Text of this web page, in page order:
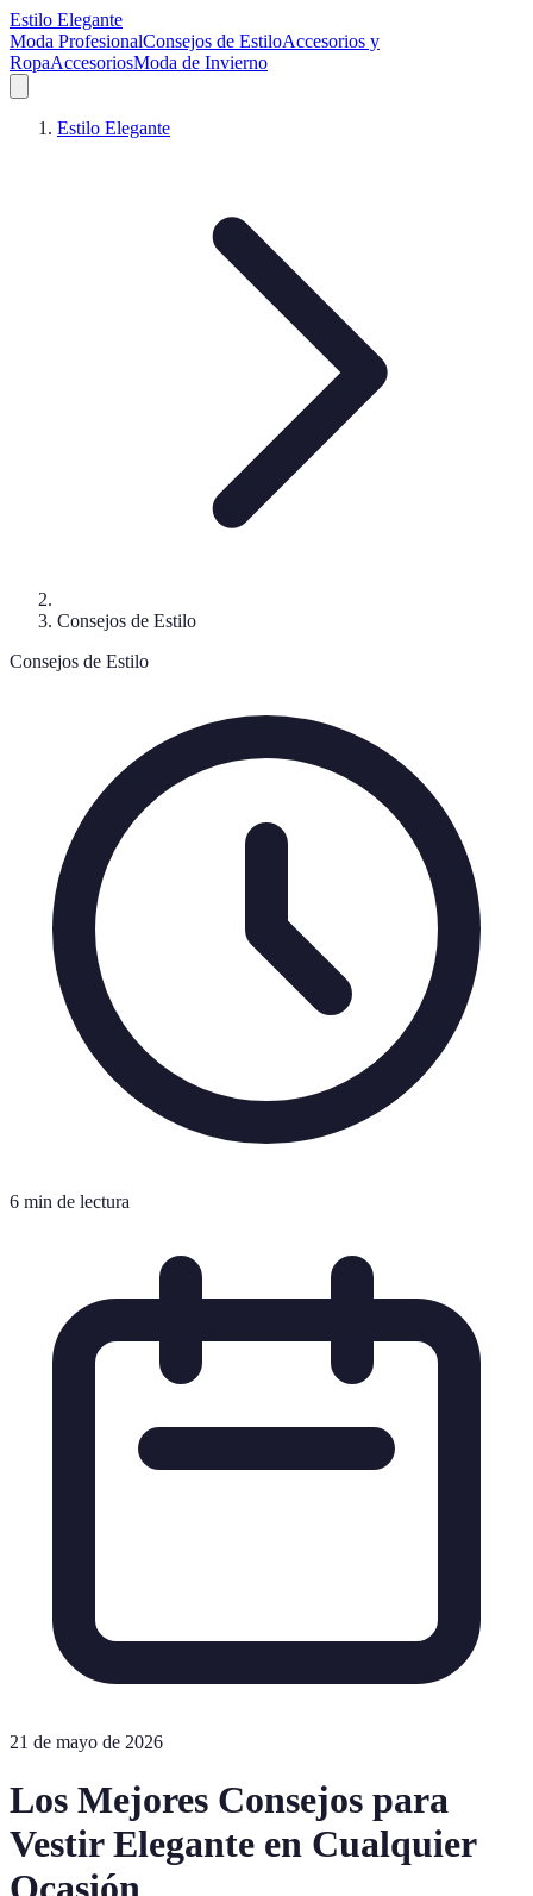
Estilo Elegante
Moda ProfesionalConsejos de EstiloAccesorios y
RopaAccesoriosModa de Invierno
Estilo Elegante
Consejos de Estilo
Consejos de Estilo
6 min de lectura
21 de mayo de 2026
Los Mejores Consejos para
Vestir Elegante en Cualquier